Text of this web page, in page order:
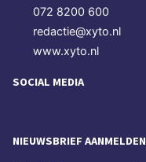
072 8200 600
redactie@xyto.nl
www.xyto.nl
SOCIAL MEDIA
NIEUWSBRIEF AANMELDEN